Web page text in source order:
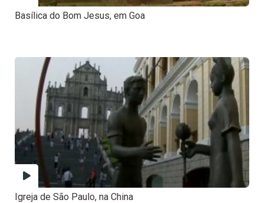
Basílica do Bom Jesus, em Goa
Igreja de São Paulo, na China